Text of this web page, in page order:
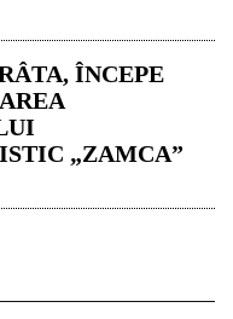
ÎNCEPE
„ZAMCA”